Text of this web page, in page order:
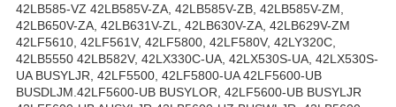
42LB585-VZ 42LB585V-ZA, 42LB585V-ZB, 42LB585V-ZM,
42LB650V-ZA, 42LB631V-ZL, 42LB630V-ZA, 42LB629V-ZM
42LF5610, 42LF561V, 42LF5800, 42LF580V, 42LY320C,
42LB5550 42LB582V, 42LX330C-UA, 42LX530S-UA, 42LX530S-
UA BUSYLJR, 42LF5500, 42LF5800-UA 42LF5600-UB
BUSDLJM.42LF5600-UB BUSYLOR, 42LF5600-UB BUSYLJR